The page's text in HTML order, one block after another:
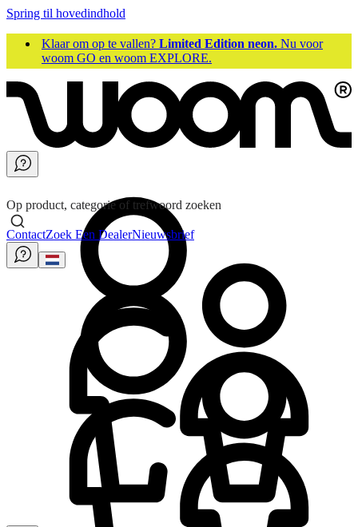
Spring til hovedindhold
Klaar om op te vallen? Limited Edition neon. Nu voor
woom GO en woom EXPLORE.
Op product, categorie of trefwoord zoeken
ContactZoek Een DealerNieuwsbrief